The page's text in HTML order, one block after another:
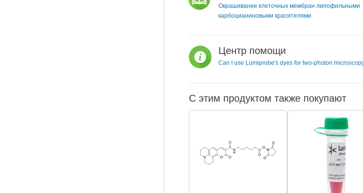
Окрашивание клеточных мембран липофильными
карбоцианиновыми красителями
Центр помощи
Can I use Lumiprobe's dyes for two-photon
С этим продуктом также покупают